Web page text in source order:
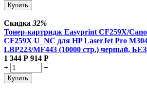
Купить
Скидка 32%
Тонер-картридж Easyprint CF259X/
CF259X U_NC для HP LaserJet Pro
LBP223/MF443 (10000 стр.) черный,
1 344 Р 914 Р
+
−
Купить